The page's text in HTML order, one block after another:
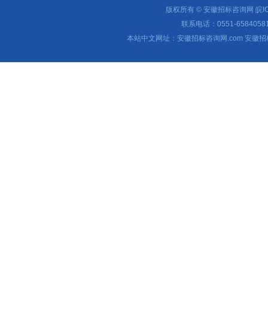
版权所有 © 安徽招标咨询网 皖
联系电话：0551-
本站中文网址：安徽招标咨询网.com 安徽